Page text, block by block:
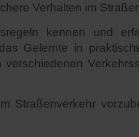
Verhalten im
kennen und
Gelernte in
Straßenverkehr